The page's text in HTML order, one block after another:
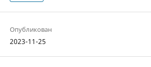
Опубликован
2023-11-25